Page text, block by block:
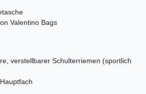
Valentino Bags
verstellbarer Schulterriemen (sportlich